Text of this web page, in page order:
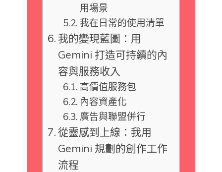
用場景
我在日常的使用清單
我的變現藍圖：用
Gemini 打造可持續的內
容與服務收入
高價值服務包
內容資產化
廣告與聯盟併行
從靈感到上線：我用
Gemini 規劃的創作工作
流程